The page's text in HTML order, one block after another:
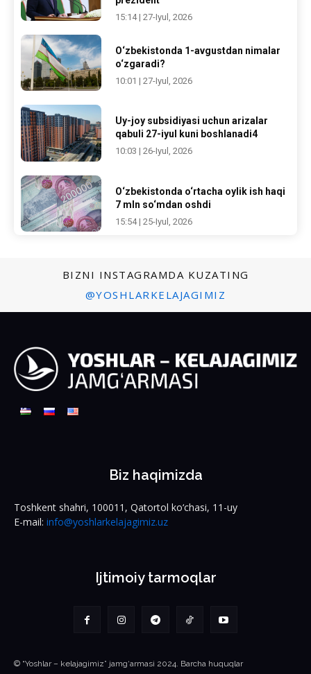
15:14 | 27-Iyul, 2026
O‘zbekistonda 1-avgustdan nimalar
o‘zgaradi?
10:01 | 27-Iyul, 2026
Uy-joy subsidiyasi uchun arizalar
qabuli 27-iyul kuni boshlanadi4
10:03 | 26-Iyul, 2026
O‘zbekistonda o‘rtacha oylik ish haqi
7 mln so‘mdan oshdi
15:54 | 25-Iyul, 2026
BIZNI INSTAGRAMDA KUZATING
@YOSHLARKELAJAGIMIZ
Biz haqimizda
Toshkent shahri, 100011, Qatortol ko‘chasi, 11-uy
E-mail: info@yoshlarkelajagimiz.uz
Ijtimoiy tarmoqlar
© “Yoshlar – kelajagimiz” jamg‘armasi 2024. Barcha huquqlar